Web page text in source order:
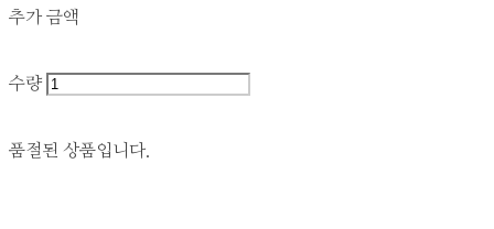
추가 금액
수량
품절된 상품입니다.